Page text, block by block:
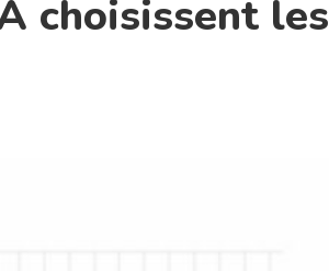
choisissent les